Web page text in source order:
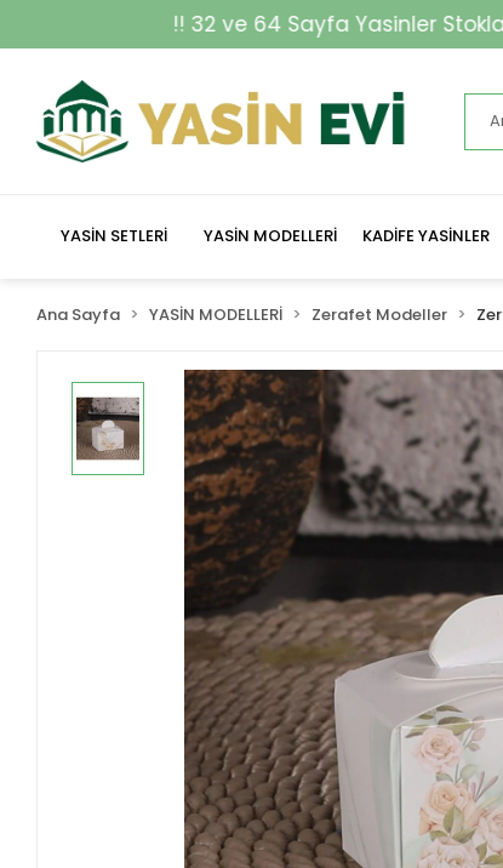
!! 32 ve 64 Sayfa Yasinler Stoklarda !!
YASİN SETLERİ YASİN MODELLERİ KADİFE YASİNLER
Ana Sayfa YASİN MODELLERİ Zerafet Modeller